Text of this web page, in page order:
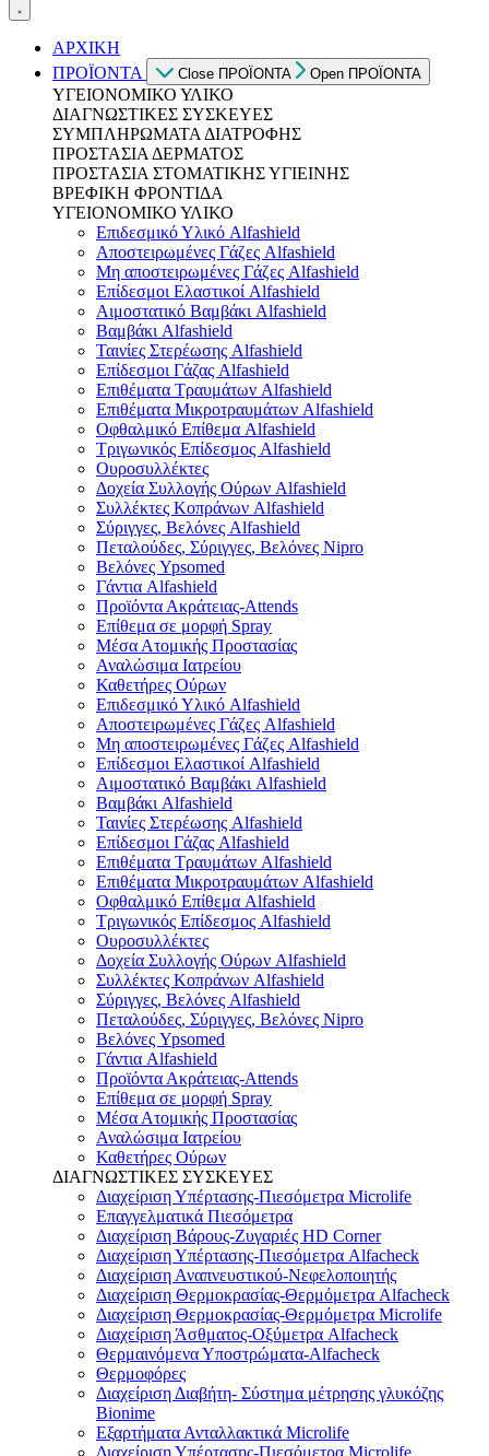
ΑΡΧΙΚΗ
ΠΡΟΪΟΝΤΑ
Close ΠΡΟΪΟΝΤΑ Open ΠΡΟΪΟΝΤΑ
ΥΓΕΙΟΝΟΜΙΚΟ ΥΛΙΚΟ
ΔΙΑΓΝΩΣΤΙΚΕΣ ΣΥΣΚΕΥΕΣ
ΣΥΜΠΛΗΡΩΜΑΤΑ ΔΙΑΤΡΟΦΗΣ
ΠΡΟΣΤΑΣΙΑ ΔΕΡΜΑΤΟΣ
ΠΡΟΣΤΑΣΙΑ ΣΤΟΜΑΤΙΚΗΣ ΥΓΙΕΙΝΗΣ
ΒΡΕΦΙΚΗ ΦΡΟΝΤΙΔΑ
ΥΓΕΙΟΝΟΜΙΚΟ ΥΛΙΚΟ
Επιδεσμικό Υλικό Alfashield
Αποστειρωμένες Γάζες Alfashield
Μη αποστειρωμένες Γάζες Alfashield
Επίδεσμοι Ελαστικοί Alfashield
Αιμοστατικό Βαμβάκι Alfashield
Βαμβάκι Alfashield
Ταινίες Στερέωσης Alfashield
Επίδεσμοι Γάζας Alfashield
Επιθέματα Τραυμάτων Alfashield
Επιθέματα Μικροτραυμάτων Alfashield
Οφθαλμικό Eπίθεμα Alfashield
Τριγωνικός Επίδεσμος Alfashield
Ουροσυλλέκτες
Δοχεία Συλλογής Ούρων Alfashield
Συλλέκτες Κοπράνων Alfashield
Σύριγγες, Βελόνες Alfashield
Πεταλούδες, Σύριγγες, Βελόνες Nipro
Βελόνες Ypsomed
Γάντια Alfashield
Προϊόντα Ακράτειας-Attends
Επίθεμα σε μορφή Spray
Μέσα Ατομικής Προστασίας
Αναλώσιμα Ιατρείου
Καθετήρες Ούρων
Επιδεσμικό Υλικό Alfashield
Αποστειρωμένες Γάζες Alfashield
Μη αποστειρωμένες Γάζες Alfashield
Επίδεσμοι Ελαστικοί Alfashield
Αιμοστατικό Βαμβάκι Alfashield
Βαμβάκι Alfashield
Ταινίες Στερέωσης Alfashield
Επίδεσμοι Γάζας Alfashield
Επιθέματα Τραυμάτων Alfashield
Επιθέματα Μικροτραυμάτων Alfashield
Οφθαλμικό Eπίθεμα Alfashield
Τριγωνικός Επίδεσμος Alfashield
Ουροσυλλέκτες
Δοχεία Συλλογής Ούρων Alfashield
Συλλέκτες Κοπράνων Alfashield
Σύριγγες, Βελόνες Alfashield
Πεταλούδες, Σύριγγες, Βελόνες Nipro
Βελόνες Ypsomed
Γάντια Alfashield
Προϊόντα Ακράτειας-Attends
Επίθεμα σε μορφή Spray
Μέσα Ατομικής Προστασίας
Αναλώσιμα Ιατρείου
Καθετήρες Ούρων
ΔΙΑΓΝΩΣΤΙΚΕΣ ΣΥΣΚΕΥΕΣ
Διαχείριση Υπέρτασης-Πιεσόμετρα Microlife
Επαγγελματικά Πιεσόμετρα
Διαχείριση Βάρους-Ζυγαριές HD Corner
Διαχείριση Υπέρτασης-Πιεσόμετρα Alfacheck
Διαχείριση Αναπνευστικού-Νεφελοποιητής
Διαχείριση Θερμοκρασίας-Θερμόμετρα Alfacheck
Διαχείριση Θερμοκρασίας-Θερμόμετρα Microlife
Διαχείριση Άσθματος-Οξύμετρα Alfacheck
Θερμαινόμενα Υποστρώματα-Alfacheck
Θερμοφόρες
Διαχείριση Διαβήτη- Σύστημα μέτρησης γλυκόζης
Bionime
Εξαρτήματα Ανταλλακτικά Microlife